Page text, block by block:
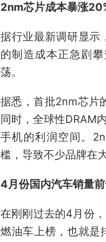
2nm芯片成本暴涨
据行业最新调研显示
的制造成本正急剧
荡。
据悉，首批2nm芯片
同时，全球性DRAM
手机的利润空间。
槛，导致不少品牌在
4月份国内汽车销量
在刚刚过去的4月份
燃油车上榜，也就是